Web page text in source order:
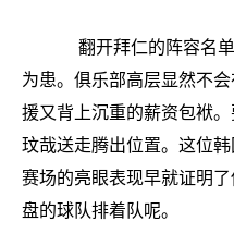
翻开拜仁的阵容名单
为患。俱乐部高层显然不
援又背上沉重的薪资包袱
玟哉送走腾出位置。这位
赛场的亮眼表现早就证明
盘的球队排着队呢。